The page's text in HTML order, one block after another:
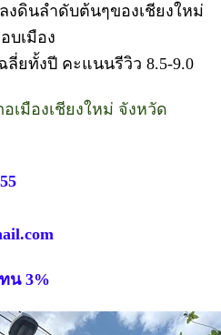
งดินลำดับต้นๆของเชียงใหม่
บเมือง
ลี่ยทั้งปี คะแนนรีวิว 8.5-9.0
เมืองเชียงใหม่ จังหวัด
น 3%